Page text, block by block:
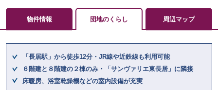
入
り
物件情報 団地のくらし 周辺マップ
「長居駅」から徒歩12分・JR線や近鉄線も利用可能
６階建と８階建の２棟のみ・「サンヴァリエ東長居」に隣接
床暖房、浴室乾燥機などの室内設備が充実